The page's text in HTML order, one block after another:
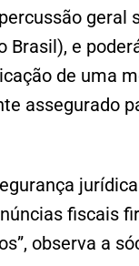
geral
e
de uma
assegurado
fiscais
observa a